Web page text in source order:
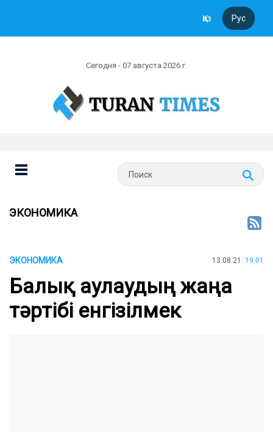
Қаз Рус
Сегодня - 07 августа 2026 г
ЭКОНОМИКА
ЭКОНОМИКА 13.08.21 19:01
Балық аулаудың жаңа
тәртібі енгізілмек